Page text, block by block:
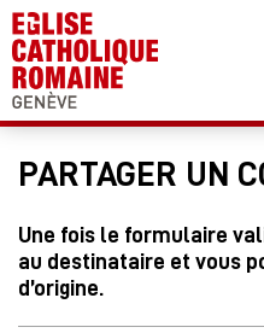
PARTAGER UN
Une fois le formulaire
au destinataire et vous
d’origine.